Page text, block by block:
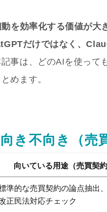
を効率化する価値が大
だけではなく、
事は、どのAIを使っ
めます。
き不向き（売
向いている用途（売買契
準的な売買契約の論点抽出
正民法対応チェック